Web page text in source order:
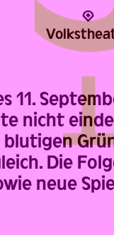
11.
nicht
blutigen
Die
neue